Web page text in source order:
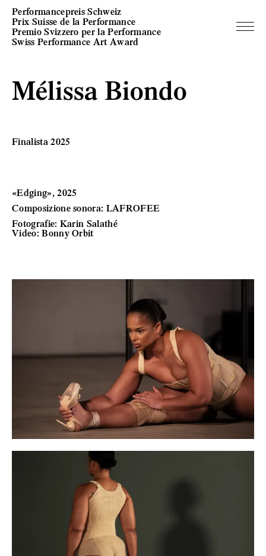
Performancepreis Schweiz
Prix Suisse de la Performance
Premio Svizzero per la Performance
Swiss Performance Art Award
Mélissa Biondo
Finalista 2025
«Edging», 2025
Composizione sonora: LAFROFEE
Fotografie: Karin Salathé
Video: Bonny Orbit